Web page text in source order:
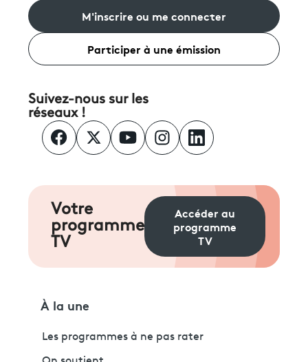
M'inscrire ou me connecter
Participer à une émission
Suivez-nous sur les
réseaux !
Votre
programme
TV
Accéder au
programme
TV
À la une
Les programmes à ne pas rater